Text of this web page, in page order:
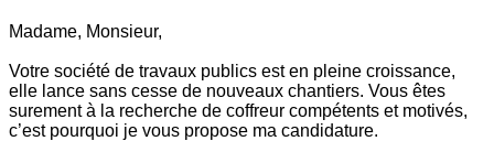
Madame, Monsieur,
Votre société de travaux publics est en pleine croissance,
elle lance sans cesse de nouveaux chantiers. Vous êtes
surement à la recherche de coffreur compétents et motivés,
c’est pourquoi je vous propose ma candidature.